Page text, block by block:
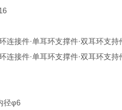
连接件·单耳环支撑件·双耳环支
连接件·单耳环支撑件·双耳环支
径φ6